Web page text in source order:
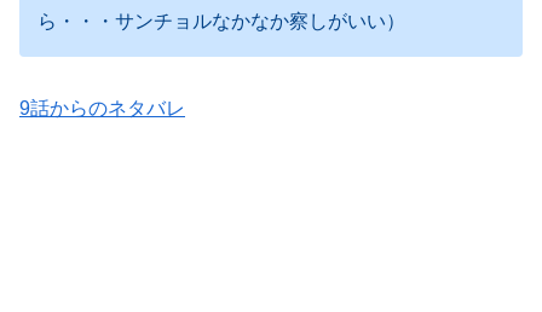
ら・・・サンチョルなかなか察しがいい）
9話からのネタバレ